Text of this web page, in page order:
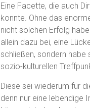
Eine Facette, die auch
konnte. Ohne das
nicht solchen Erfolg
allein dazu bei, eine
schließen, sondern habe
sozio-kulturellen
Diese sei wiederum für
denn nur eine lebendige